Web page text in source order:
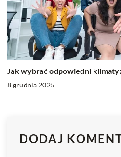
Jak wybrać odpowiedni
8 grudnia 2025
DODAJ